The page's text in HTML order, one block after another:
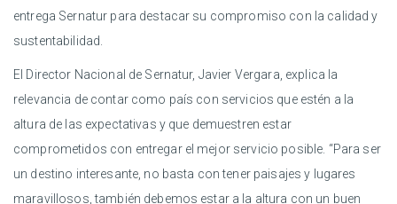
entrega Sernatur para destacar su compromiso con la calidad y
sustentabilidad.
El Director Nacional de Sernatur, Javier Vergara, explica la
relevancia de contar como país con servicios que estén a la
altura de las expectativas y que demuestren estar
comprometidos con entregar el mejor servicio posible. “Para ser
un destino interesante, no basta con tener paisajes y lugares
maravillosos, también debemos estar a la altura con un buen